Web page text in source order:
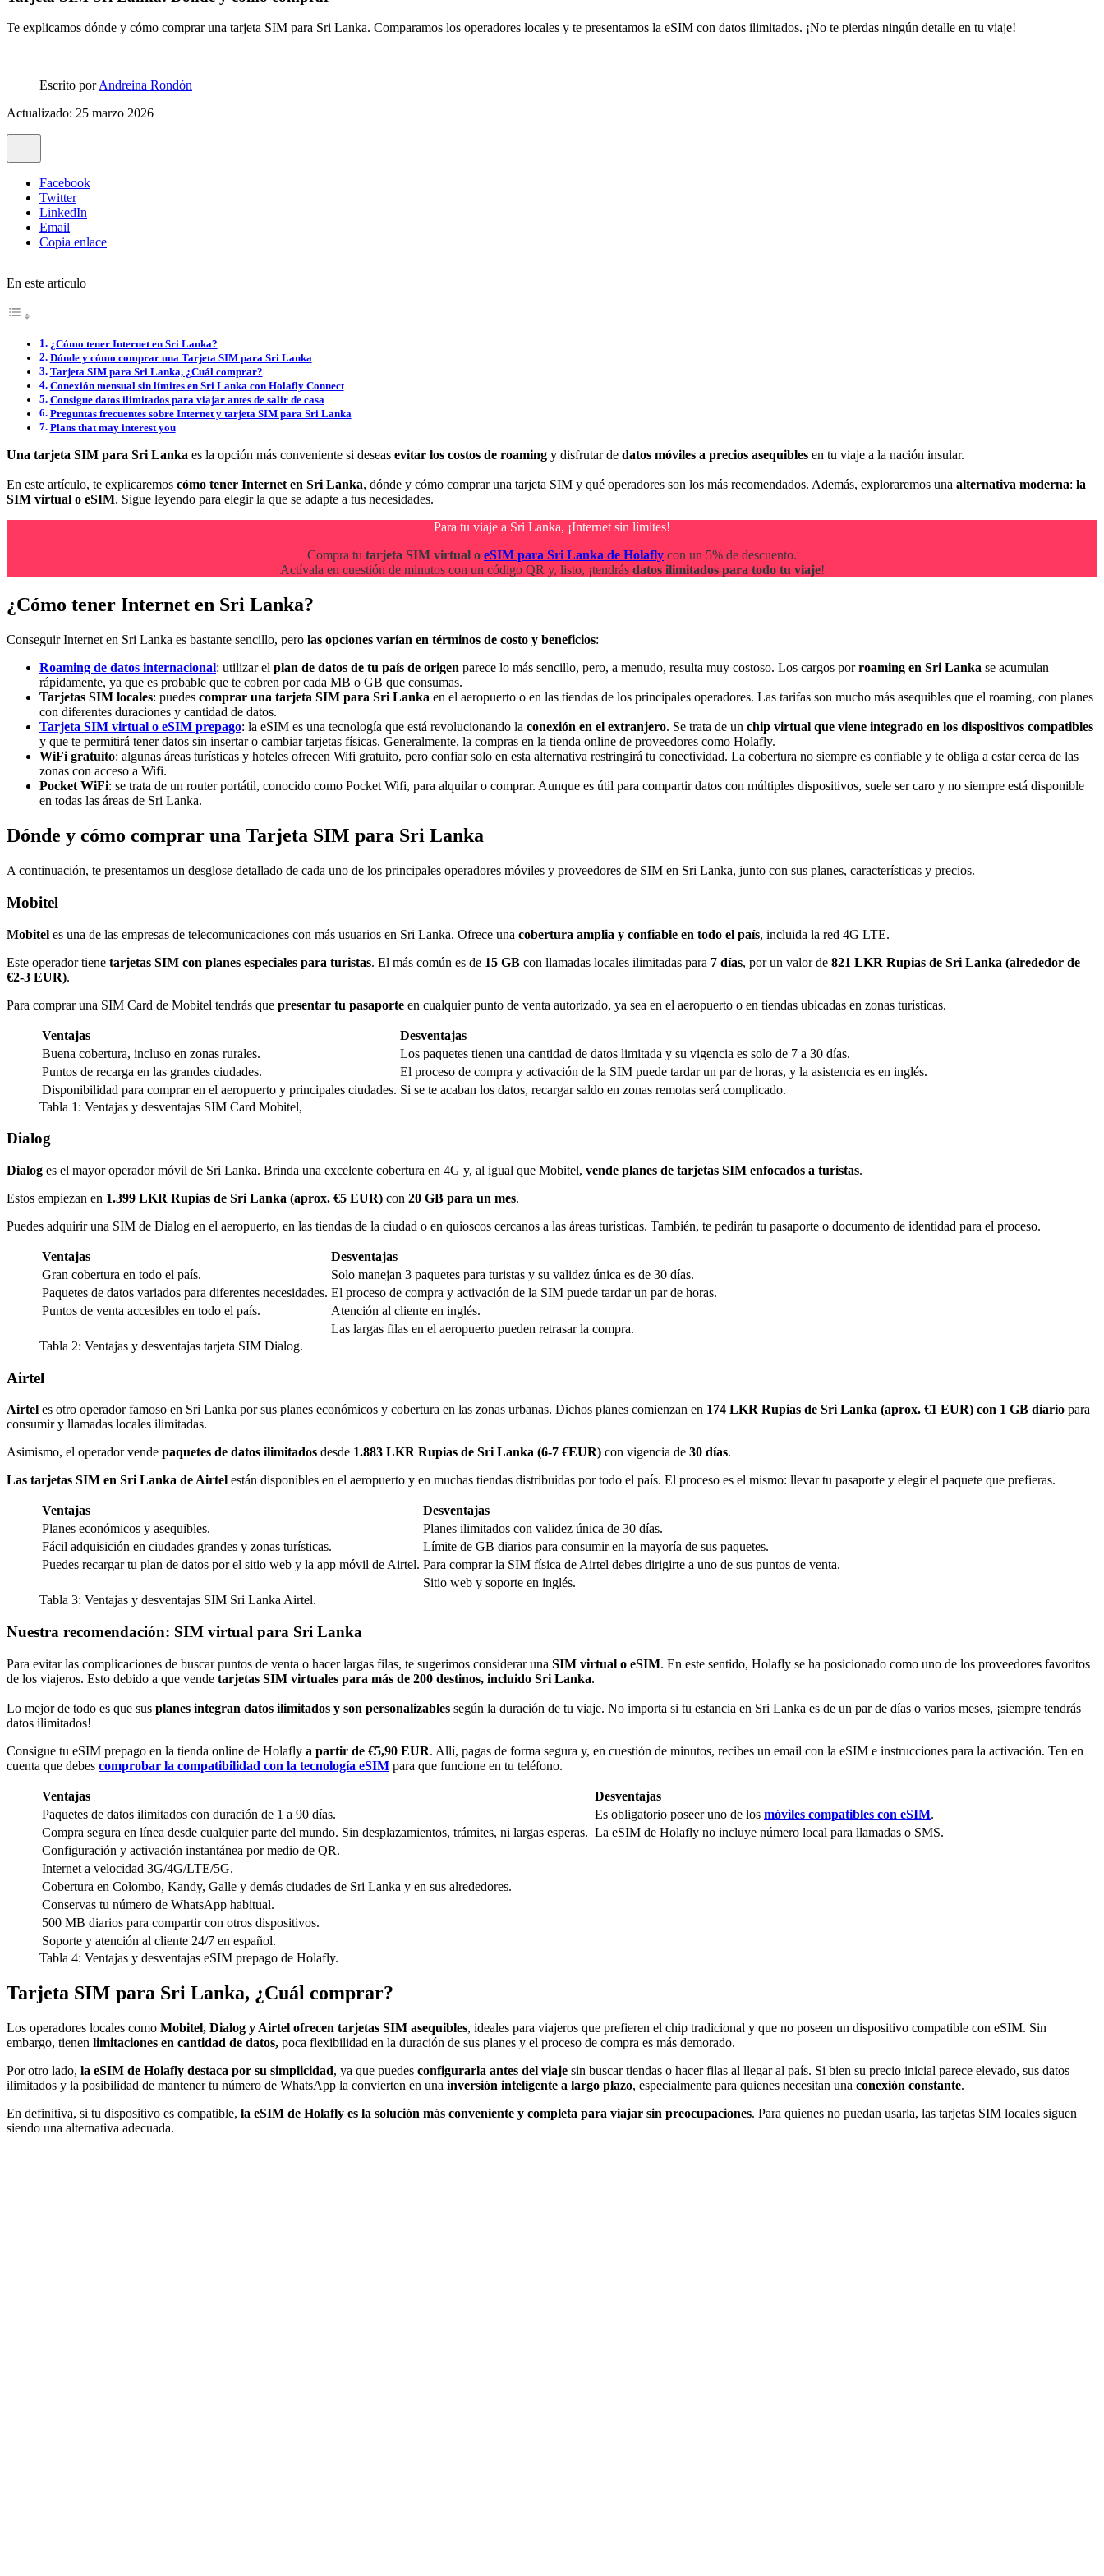
Te explicamos dónde y cómo comprar una tarjeta SIM para Sri Lanka. Comparamos los operadores locales y te presentamos la eSIM con datos ilimitados. ¡No te pierdas ningún detalle en tu viaje!
Escrito porAndreina Rondón
Actualizado: 25 marzo 2026
Facebook
Twitter
LinkedIn
Email
Copia enlace
En este artículo
¿Cómo tener Internet en Sri Lanka?
Dónde y cómo comprar una Tarjeta SIM para Sri Lanka
Tarjeta SIM para Sri Lanka, ¿Cuál comprar?
Conexión mensual sin límites en Sri Lanka con Holafly Connect
Consigue datos ilimitados para viajar antes de salir de casa
Preguntas frecuentes sobre Internet y tarjeta SIM para Sri Lanka
Plans that may interest you
Una tarjeta SIM para Sri Lanka es la opción más conveniente si deseas evitar los costos de roaming y disfrutar de datos móviles a precios asequibles en tu viaje a la nación insular.
En este artículo, te explicaremos cómo tener Internet en Sri Lanka, dónde y cómo comprar una tarjeta SIM y qué operadores son los más recomendados. Además, exploraremos una alternativa moderna: la
SIM virtual o eSIM. Sigue leyendo para elegir la que se adapte a tus necesidades.
Para tu viaje a Sri Lanka, ¡Internet sin límites!
Compra tu tarjeta SIM virtual o eSIM para Sri Lanka de Holafly con un 5% de descuento.
Actívala en cuestión de minutos con un código QR y, listo, ¡tendrásdatos ilimitados para todo tu viaje!
¿Cómo tener Internet en Sri Lanka?
Conseguir Internet en Sri Lanka es bastante sencillo, pero las opciones varían en términos de costo y beneficios:
Roaming de datos internacional: utilizar el plan de datos de tu país de origen parece lo más sencillo, pero, a menudo, resulta muy costoso. Los cargos porroaming en Sri Lanka se acumulan
rápidamente, ya que es probable que te cobren por cada MB o GB que consumas.
Tarjetas SIM locales: puedes comprar una tarjeta SIM para Sri Lanka en el aeropuerto o en las tiendas de los principales operadores. Las tarifas son mucho más asequibles que el roaming, con planes
con diferentes duraciones y cantidad de datos.
Tarjeta SIM virtual o eSIM prepago: la eSIM es una tecnología que está revolucionando la conexión en el extranjero. Se trata de un chip virtual que viene integrado en los dispositivos compatibles
y que te permitirá tener datos sin insertar o cambiar tarjetas físicas. Generalmente, la compras en la tienda online de proveedores como Holafly.
WiFi gratuito: algunas áreas turísticas y hoteles ofrecen Wifi gratuito, pero confiar solo en esta alternativa restringirá tu conectividad. La cobertura no siempre es confiable y te obliga a estar cerca de las
zonas con acceso a Wifi.
Pocket WiFi: se trata de un router portátil, conocido como Pocket Wifi, para alquilar o comprar. Aunque es útil para compartir datos con múltiples dispositivos, suele ser caro y no siempre está disponible
en todas las áreas de Sri Lanka.
Dónde y cómo comprar una Tarjeta SIM para Sri Lanka
A continuación, te presentamos un desglose detallado de cada uno de los principales operadores móviles y proveedores de SIM en Sri Lanka, junto con sus planes, características y precios.
Mobitel
Mobitel es una de las empresas de telecomunicaciones con más usuarios en Sri Lanka. Ofrece una cobertura amplia y confiable en todo el país, incluida la red 4G LTE.
Este operador tiene tarjetas SIM con planes especiales para turistas. El más común es de 15 GB con llamadas locales ilimitadas para 7 días, por un valor de 821 LKR Rupias de Sri Lanka (alrededor de
€2-3 EUR).
Para comprar una SIM Card de Mobitel tendrás que presentar tu pasaporte en cualquier punto de venta autorizado, ya sea en el aeropuerto o en tiendas ubicadas en zonas turísticas.
Ventajas
Desventajas
Buena cobertura, incluso en zonas rurales.
Los paquetes tienen una cantidad de datos limitada y su vigencia es solo de 7 a 30 días.
Puntos de recarga en las grandes ciudades.
El proceso de compra y activación de la SIM puede tardar un par de horas, y la asistencia es en inglés.
Disponibilidad para comprar en el aeropuerto y principales ciudades. Si se te acaban los datos, recargar saldo en zonas remotas será complicado.
Tabla 1: Ventajas y desventajas SIM Card Mobitel,
Dialog
Dialog es el mayor operador móvil de Sri Lanka. Brinda una excelente cobertura en 4G y, al igual que Mobitel, vende planes de tarjetas SIM enfocados a turistas.
Estos empiezan en 1.399 LKR Rupias de Sri Lanka (aprox. €5 EUR) con 20 GB para un mes.
Puedes adquirir una SIM de Dialog en el aeropuerto, en las tiendas de la ciudad o en quioscos cercanos a las áreas turísticas. También, te pedirán tu pasaporte o documento de identidad para el proceso.
Ventajas
Desventajas
Gran cobertura en todo el país.
Solo manejan 3 paquetes para turistas y su validez única es de 30 días.
Paquetes de datos variados para diferentes necesidades. El proceso de compra y activación de la SIM puede tardar un par de horas.
Puntos de venta accesibles en todo el país.
Atención al cliente en inglés.
Las largas filas en el aeropuerto pueden retrasar la compra.
Tabla 2: Ventajas y desventajas tarjeta SIM Dialog.
Airtel
Airtel es otro operador famoso en Sri Lanka por sus planes económicos y cobertura en las zonas urbanas. Dichos planes comienzan en 174 LKR Rupias de Sri Lanka (aprox. €1 EUR) con 1 GB diario para
consumir y llamadas locales ilimitadas.
Asimismo, el operador vende paquetes de datos ilimitados desde 1.883 LKR Rupias de Sri Lanka (6-7 €EUR) con vigencia de 30 días.
Las tarjetas SIM en Sri Lanka de Airtel están disponibles en el aeropuerto y en muchas tiendas distribuidas por todo el país. El proceso es el mismo: llevar tu pasaporte y elegir el paquete que prefieras.
Ventajas
Desventajas
Planes económicos y asequibles.
Planes ilimitados con validez única de 30 días.
Fácil adquisición en ciudades grandes y zonas turísticas.
Límite de GB diarios para consumir en la mayoría de sus paquetes.
Puedes recargar tu plan de datos por el sitio web y la app móvil de Airtel. Para comprar la SIM física de Airtel debes dirigirte a uno de sus puntos de venta.
Sitio web y soporte en inglés.
Tabla 3: Ventajas y desventajas SIM Sri Lanka Airtel.
Nuestra recomendación: SIM virtual para Sri Lanka
Para evitar las complicaciones de buscar puntos de venta o hacer largas filas, te sugerimos considerar una SIM virtual o eSIM. En este sentido, Holafly se ha posicionado como uno de los proveedores favoritos
de los viajeros. Esto debido a que vende tarjetas SIM virtuales para más de 200 destinos, incluido Sri Lanka.
Lo mejor de todo es que sus planes integran datos ilimitados y son personalizables según la duración de tu viaje. No importa si tu estancia en Sri Lanka es de un par de días o varios meses, ¡siempre tendrás
datos ilimitados!
Consigue tu eSIM prepago en la tienda online de Holafly a partir de €5,90 EUR. Allí, pagas de forma segura y, en cuestión de minutos, recibes un email con la eSIM e instrucciones para la activación. Ten en
cuenta que debes comprobar la compatibilidad con la tecnología eSIM para que funcione en tu teléfono.
Ventajas
Desventajas
Paquetes de datos ilimitados con duración de 1 a 90 días.
Es obligatorio poseer uno de los móviles compatibles con eSIM.
Compra segura en línea desde cualquier parte del mundo. Sin desplazamientos, trámites, ni largas esperas. La eSIM de Holafly no incluye número local para llamadas o SMS.
Configuración y activación instantánea por medio de QR.
Internet a velocidad 3G/4G/LTE/5G.
Cobertura en Colombo, Kandy, Galle y demás ciudades de Sri Lanka y en sus alrededores.
Conservas tu número de WhatsApp habitual.
500 MB diarios para compartir con otros dispositivos.
Soporte y atención al cliente 24/7 en español.
Tabla 4: Ventajas y desventajas eSIM prepago de Holafly.
Tarjeta SIM para Sri Lanka, ¿Cuál comprar?
Los operadores locales como Mobitel, Dialog y Airtel ofrecen tarjetas SIM asequibles, ideales para viajeros que prefieren el chip tradicional y que no poseen un dispositivo compatible con eSIM. Sin
embargo, tienen limitaciones en cantidad de datos, poca flexibilidad en la duración de sus planes y el proceso de compra es más demorado.
Por otro lado, la eSIM de Holafly destaca por su simplicidad, ya que puedes configurarla antes del viaje sin buscar tiendas o hacer filas al llegar al país. Si bien su precio inicial parece elevado, sus datos
ilimitados y la posibilidad de mantener tu número de WhatsApp la convierten en una inversión inteligente a largo plazo, especialmente para quienes necesitan una conexión constante.
En definitiva, si tu dispositivo es compatible, la eSIM de Holafly es la solución más conveniente y completa para viajar sin preocupaciones. Para quienes no puedan usarla, las tarjetas SIM locales siguen
siendo una alternativa adecuada.